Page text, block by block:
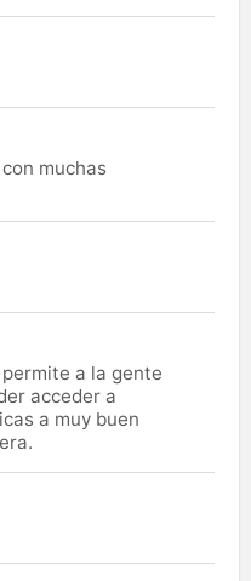
muchas
a la gente
acceder a
a muy buen